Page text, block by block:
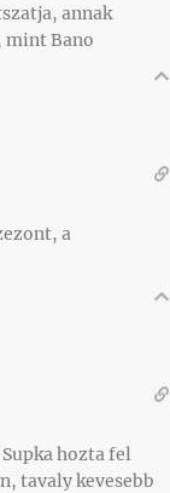
annak
mint Bano
a
hozta fel
tavaly kevesebb